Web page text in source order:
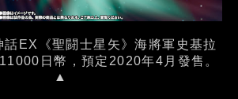
EX《聖闘士星矢》海將軍史基拉
日幣，預定2020年4月發售。
▲